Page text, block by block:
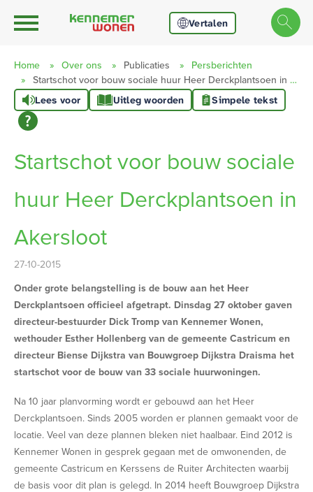
Naar hoofdinhoud
Naar hoofdnavigatiemenu
Naar zoeken
Naar de homepage
Ga naar Hoofd Vertalen
Home Over ons Publicaties
Persberichten
Startschot voor bouw sociale huur Heer Derckplantsoen in Akersloot
Lees voor Uitleg woorden Simpele tekst
Startschot voor bouw sociale
huur Heer Derckplantsoen in
Akersloot
27-10-2015
Onder grote belangstelling is de bouw aan het Heer
Derckplantsoen officieel afgetrapt. Dinsdag 27 oktober gaven
directeur-bestuurder Dick Tromp van Kennemer Wonen,
wethouder Esther Hollenberg van de gemeente Castricum en
directeur Biense Dijkstra van Bouwgroep Dijkstra Draisma het
startschot voor de bouw van 33 sociale huurwoningen.
Na 10 jaar planvorming wordt er gebouwd aan het Heer
Derckplantsoen. Sinds 2005 worden er plannen gemaakt voor de
locatie. Veel van deze plannen bleken niet haalbaar. Eind 2012 is
Kennemer Wonen in gesprek gegaan met de omwonenden, de
gemeente Castricum en Kerssens de Ruiter Architecten waarbij
de basis voor dit plan is gelegd. In 2014 heeft Bouwgroep Dijkstra